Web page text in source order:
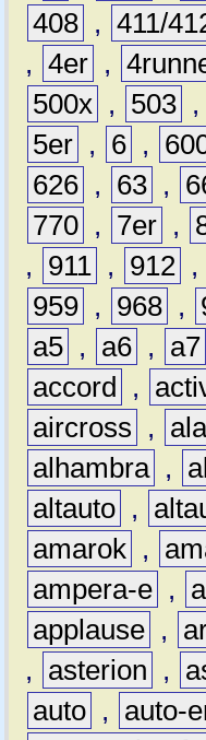
408 , 411/
, 4er ,
500x , 503 ,
5er , 6 ,
626 , 63 ,
770 , 7er ,
,
911 , 912 ,
959 , 968 ,
a5 , a6 , a7
accord
,
aircross
,
alhambra , all
altauto ,
amarok ,
ampera-e ,
applause ,
,
asterion ,
auto , auto-